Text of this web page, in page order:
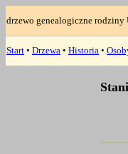
drzewo genealogiczne rodziny
Start • Drzewa • Historia •